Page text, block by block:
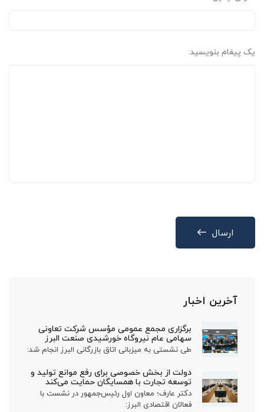
یک پیغام بنویسید:
ارسال
آخرین اخبار
برگزاری مجمع عمومی مؤسس شرکت تعاونی
سهامی عام نیروگاه خورشیدی صنعت البرز
طی نشستی به میزبانی اتاق بازرگانی البرز انجام شد:
دولت از بخش خصوصی برای رفع موانع تولید و
توسعه تجارت با همسایگان حمایت می‌کند
دکتر عارف؛ معاون اول رئیس‌جمهور در نشست با
فعالان اقتصادی البرز: